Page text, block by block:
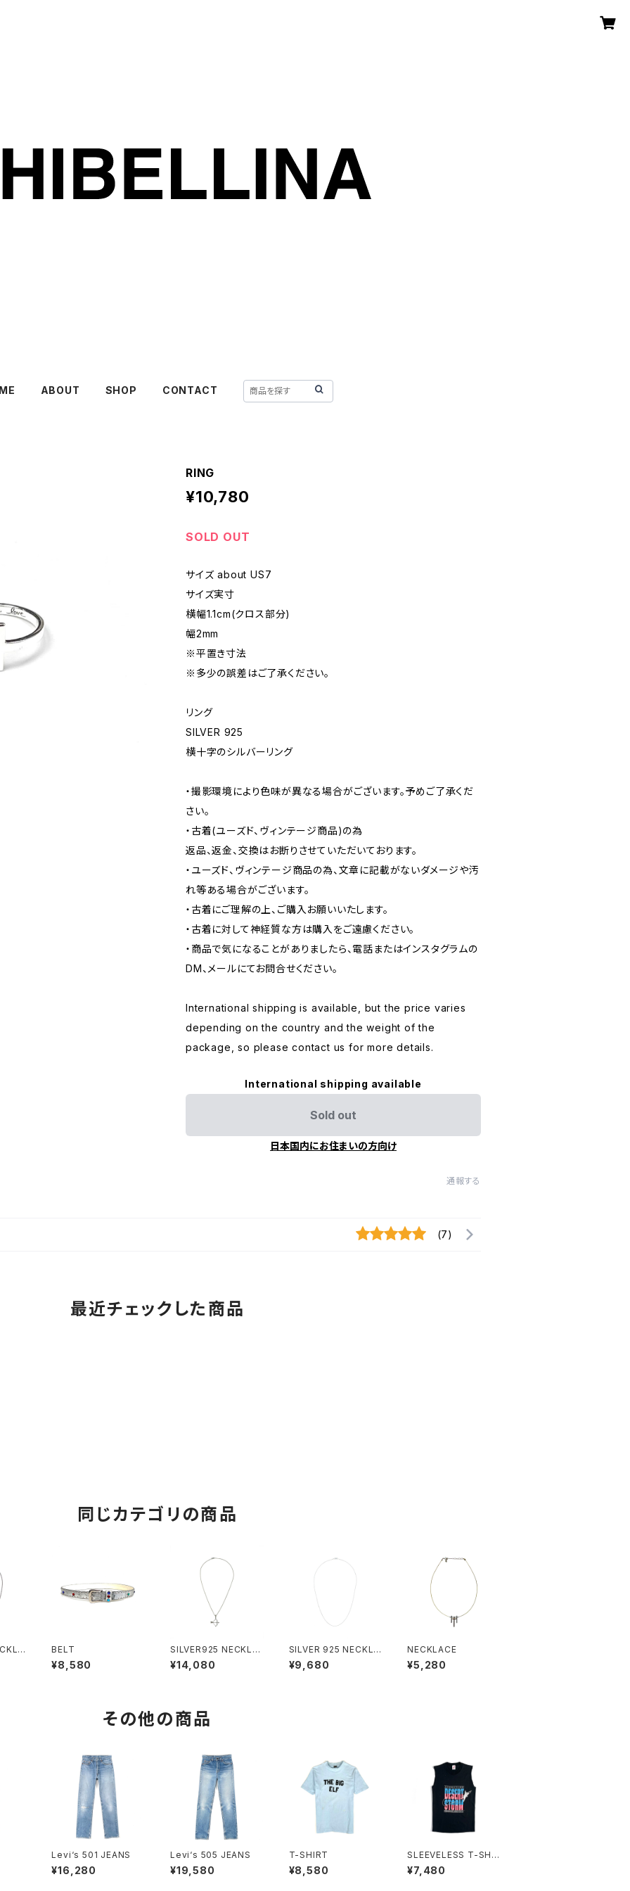
ABOUT SHOP CONTACT
RING
¥10,780
SOLD OUT
サイズ about US7
サイズ実寸
横幅1.1cm(クロス部分)
幅2mm
※平置き寸法
※多少の誤差はご了承ください。
リング
SILVER 925
横十字のシルバーリング
・撮影環境により色味が異なる場合がございます。予めご了承くだ
さい。
・古着(ユーズド、ヴィンテージ商品)の為
返品、返金、交換はお断りさせていただいております。
・ユーズド、ヴィンテージ商品の為、文章に記載がないダメージや汚
れ等ある場合がございます。
・古着にご理解の上、ご購入お願いいたします。
・古着に対して神経質な方は購入をご遠慮ください。
・商品で気になることがありましたら、電話またはインスタグラムの
DM、メールにてお問合せください。
International shipping is available, but the price varies
depending on the country and the weight of the
package, so please contact us for more details.
International shipping available
Sold out
日本国内にお住まいの方向け
通報する
(7)
最近チェックした商品
同じカテゴリの商品
BELT
¥8,580
SILVER925 NECKLA
CE
¥14,080
SILVER 925 NECKLA
CE
¥9,680
NECKLACE
¥5,280
その他の商品
Levi‘s 501 JEANS
¥16,280
Levi‘s 505 JEANS
¥19,580
T-SHIRT
¥8,580
SLEEVELESS T-SHIR
T
¥7,480